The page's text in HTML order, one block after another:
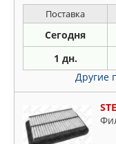
Поставка
Сегодня
1 дн.
Другие